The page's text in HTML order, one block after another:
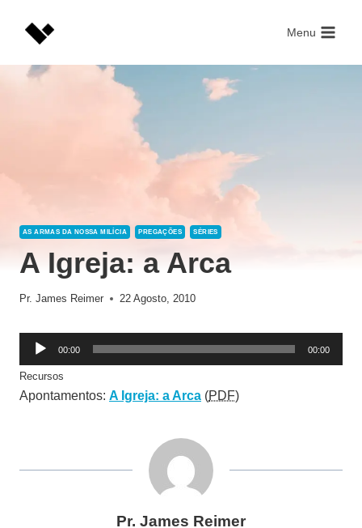
Menu
AS ARMAS DA NOSSA MILÍCIA PREGAÇÕES SÉRIES
A Igreja: a Arca
Pr. James Reimer 22 Agosto, 2010
e
p
r
00:00 00:00
Recursos
Apontamentos: A Igreja: a Arca (PDF)
Pr. James Reimer